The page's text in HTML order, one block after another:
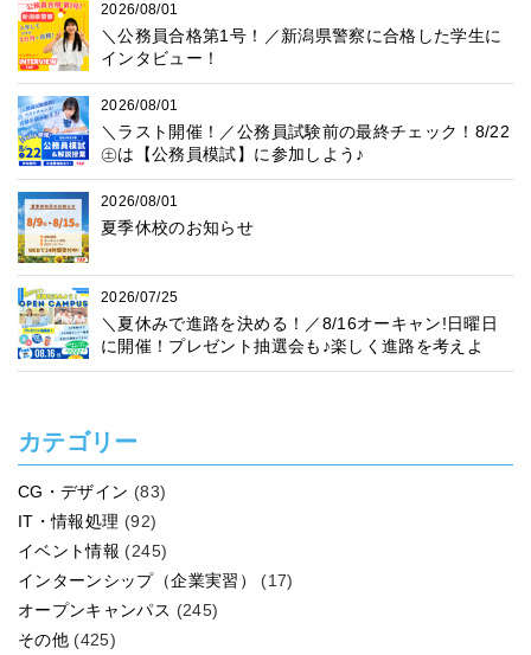
2026/08/01
＼公務員合格第1号！／新潟県警察に合格した学生に
インタビュー！
2026/08/01
＼ラスト開催！／公務員試験前の最終チェック！8/22
㊏は【公務員模試】に参加しよう♪
2026/08/01
夏季休校のお知らせ
2026/07/25
＼夏休みで進路を決める！／8/16オーキャン!日曜日
に開催！プレゼント抽選会も♪楽しく進路を考えよ
う！
カテゴリー
CG・デザイン (83)
IT・情報処理 (92)
イベント情報 (245)
インターンシップ（企業実習）
(17)
オープンキャンパス (245)
その他 (425)